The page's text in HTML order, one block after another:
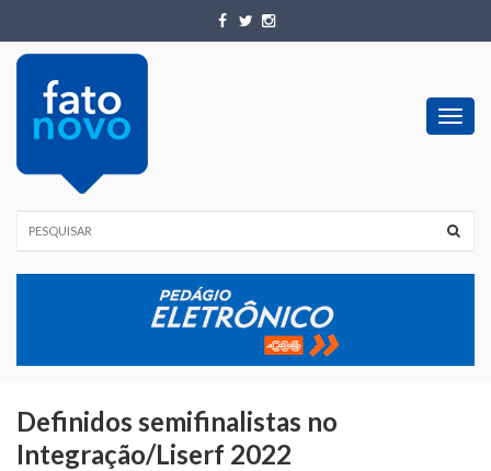
Definidos semifinalistas no
Integração/Liserf 2022